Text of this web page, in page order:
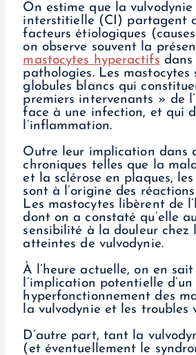
On estime que la
interstitielle (CI) partagent
facteurs étiologiques
on observe souvent la
mastocytes hyperactifs dans
pathologies. Les mastocytes
globules blancs qui
premiers intervenants » de
face à une infection, et qui
l’inflammation.
Outre leur implication dans
chroniques telles que la
et la sclérose en plaques,
sont à l’origine des
Les mastocytes libèrent de
dont on a constaté qu’elle
sensibilité à la douleur chez
atteintes de vulvodynie.
À l’heure actuelle, on en
l’implication potentielle d’un
hyperfonctionnement des
la vulvodynie et les troubles
D’autre part, tant la
(et éventuellement le